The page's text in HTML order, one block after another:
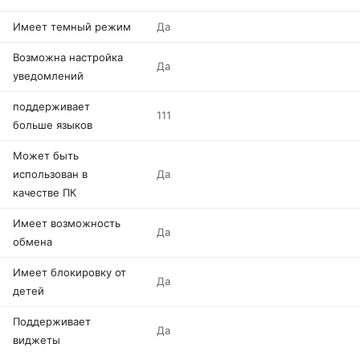
Имеет темный режим Да
Возможна настройка
уведомлений
Да
поддерживает
больше языков
111
Может быть
использован в
качестве ПК
Да
Имеет возможность
обмена
Да
Имеет блокировку от
детей
Да
Поддерживает
виджеты
Да